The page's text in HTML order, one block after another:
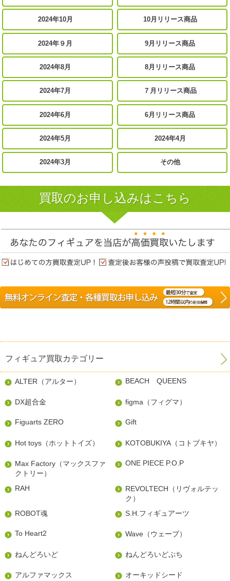
2024年10月 10月リリース商品
2024年９月 9月リリース商品
2024年8月 8月リリース商品
2024年7月 ７月リリース商品
2024年6月 6月リリース商品
2024年5月 2024年4月
2024年3月 その他
買取のお申し込みはこちら
フィギュア買取カテゴリー
ALTER（アルター） BEACH QUEENS
DX超合金 figma（フィグマ）
Figuarts ZERO Gift
Hot toys（ホットトイズ） KOTOBUKIYA（コトブキヤ）
Max Factory（マックスファ
クトリー）
ONE PIECE P.O.P
RAH
REVOLTECH（リヴォルテッ
ク）
ROBOT魂
S.H.フィギュアーツ
To Heart2 Wave（ウェーブ）
ねんどろいど ねんどろいどぷち
アルファマックス オーキッドシード